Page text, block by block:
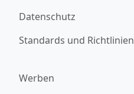
Datenschutz
Standards und Richtlinien
Werben